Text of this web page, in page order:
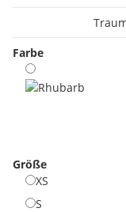
Farbe
Größe
XS
S